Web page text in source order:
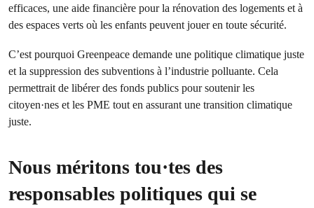
efficaces, une aide financière pour la rénovation des logements et à
des espaces verts où les enfants peuvent jouer en toute sécurité.
C’est pourquoi Greenpeace demande une politique climatique juste
et la suppression des subventions à l’industrie polluante. Cela
permettrait de libérer des fonds publics pour soutenir les
citoyen·nes et les PME tout en assurant une transition climatique
juste.
Nous méritons tou·tes des
responsables politiques qui se